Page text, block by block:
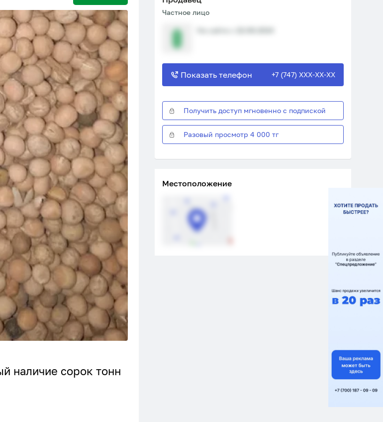
наличие сорок тонн
Частное лицо
Показать телефон +7 (747) XXX-XX-XX
Получить доступ мгновенно с подпиской
Разовый просмотр 4 000 тг
Местоположение